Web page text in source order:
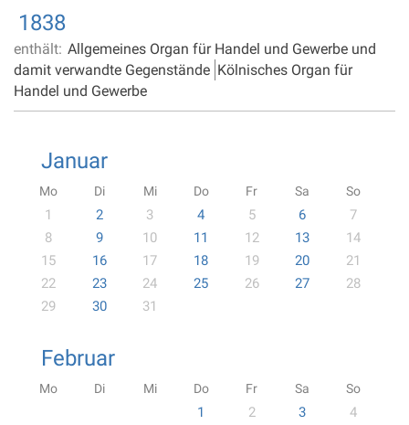
1838
enthält: Allgemeines Organ für Handel und Gewerbe und
damit verwandte Gegenstände Kölnisches Organ für
Handel und Gewerbe
Januar
Mo Di Mi Do Fr Sa So
1 2 3 4 5 6
7
8
9 10 11 12 13
14
15
16 17 18 19 20
21
22
23 24 25 26 27
28
29
30 31
Februar
Mo Di Mi Do Fr Sa So
1 2 3
4